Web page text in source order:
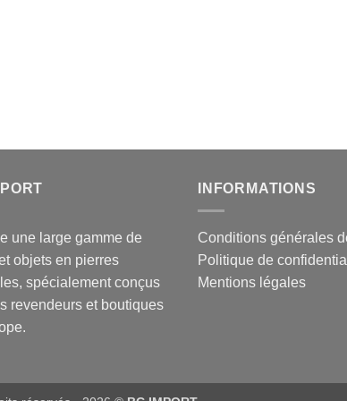
une large gamme de
objets en pierres
spécialement conçus
revendeurs et boutiques
INFORMATIONS
Conditions générales
Politique de
Mentions légales